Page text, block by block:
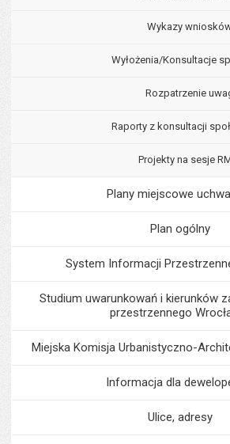
Wykazy
Wyłożenia/Konsultacje
Rozpatrzenie
Raporty z konsultacji
Projekty na sesje
Plany miejscowe
Plan ogólny
System Informacji
Studium uwarunkowań i kierunków
przestrzennego
Miejska Komisja Urbanistyczno-
Informacja dla
Ulice, adresy